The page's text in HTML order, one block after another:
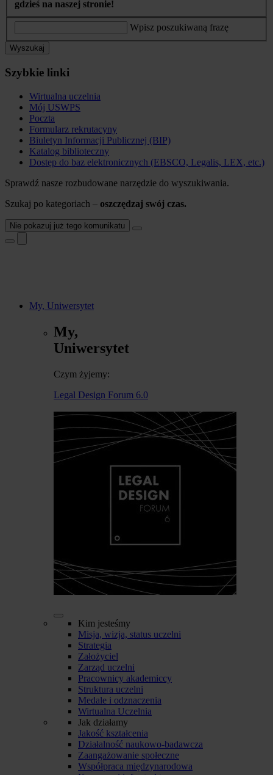
gdzieś na naszej stronie!
Wpisz poszukiwaną frazę
Wyszukaj
Szybkie linki
Wirtualna uczelnia
Mój USWPS
Poczta
Formularz rekrutacyny
Biuletyn Informacji Publicznej (BIP)
Katalog biblioteczny
Dostęp do baz elektronicznych (EBSCO, Legalis, LEX, etc.)
Sprawdź nasze rozbudowane narzędzie do wyszukiwania.
Szukaj po kategoriach – oszczędzaj swój czas.
Nie pokazuj już tego komunikatu
My, Uniwersytet
My,
Uniwersytet
Czym żyjemy:
Legal Design Forum 6.0
Kim jesteśmy
Misja, wizja, status uczelni
Strategia
Założyciel
Zarząd uczelni
Pracownicy akademiccy
Struktura uczelni
Medale i odznaczenia
Wirtualna Uczelnia
Jak działamy
Jakość kształcenia
Działalność naukowo-badawcza
Zaangażowanie społeczne
Współpraca międzynarodowa